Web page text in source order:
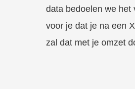
data bedoelen we het
voor je dat je na een
zal dat met je omzet